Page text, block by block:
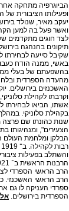
הביוגרפיה מתחקה אחר
ופעילותו הציבורית של
ואשר פעל בה למען
לצד חוגים מתקדמים
תיקונים בהנהגה
שקיבל סייעה
באשי, ממנה הודח
בהשפעתם של בעלי
מהעדה הספרדית
האשכנזים בירושלים.
וקרבתו לקהילת
אשתו, הביאו לבחירתו
בקהילת סלוניקי.
שנות כהונתו שם
הצעירים", ומנהיגותו
הבלקן ומלחמת העולם
והשתלב בפעילות
הרב הראשי הספרדי
הרב הראשי האשכנזי.
ספרדי העניקה לו גם
הספרדית בירושלים.